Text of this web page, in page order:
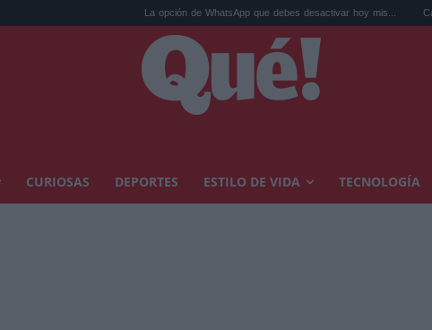
La opción de WhatsApp que debes desactivar hoy mis... Calor extremo y
CURIOSAS DEPORTES ESTILO DE VIDA TECNOLOGÍA